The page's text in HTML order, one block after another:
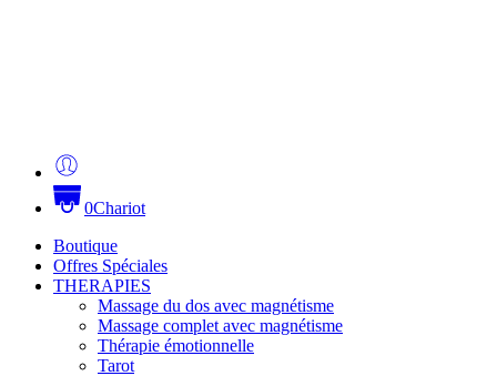
0Chariot
Boutique
Offres Spéciales
THERAPIES
Massage du dos avec magnétisme
Massage complet avec magnétisme
Thérapie émotionnelle
Tarot